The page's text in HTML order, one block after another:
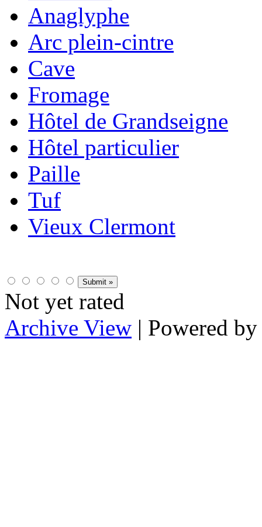
Anaglyphe
Arc plein-cintre
Cave
Fromage
Hôtel de Grandseigne
Hôtel particulier
Paille
Tuf
Vieux Clermont
Not yet rated
Archive View | Powered